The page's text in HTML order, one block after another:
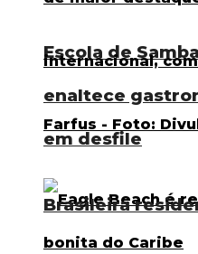
Escola de
enaltece
em desfile
Brasileira